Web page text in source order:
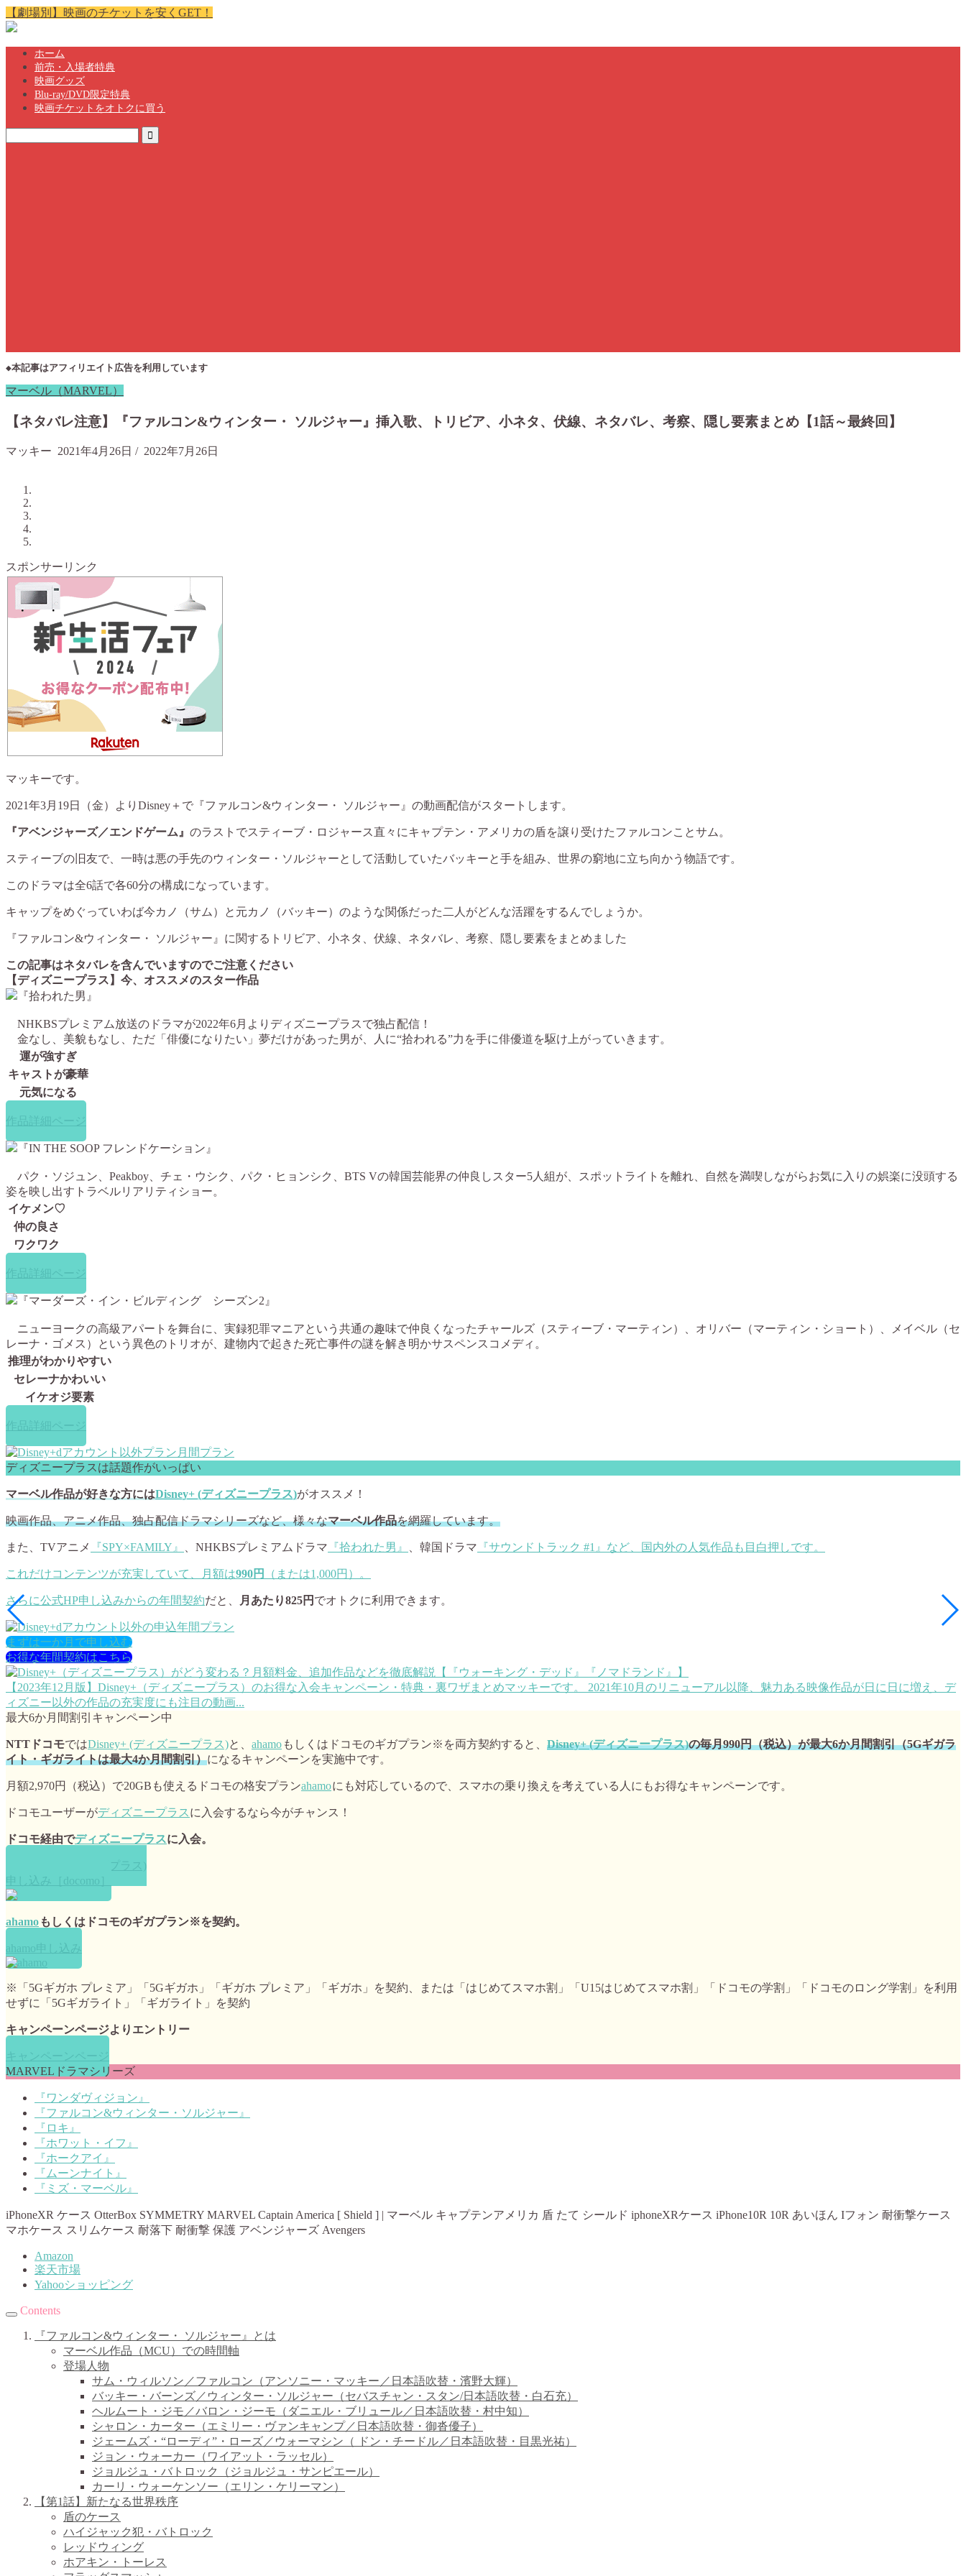
【劇場別】映画のチケットを安くGET！
ホーム
前売・入場者特典
映画グッズ
Blu-ray/DVD限定特典
映画チケットをオトクに買う
◆本記事はアフィリエイト広告を利用しています
マーベル（MARVEL）
【ネタバレ注意】『ファルコン&ウィンター・ ソルジャー』挿入歌、トリビア、小ネタ、伏線、ネタバレ、考察、隠し要素まとめ【1話～最終回】
マッキー 2021年4月26日 / 2022年7月26日
スポンサーリンク
マッキーです。
2021年3月19日（金）よりDisney＋で『ファルコン&ウィンター・ ソルジャー』の動画配信がスタートします。
『アベンジャーズ／エンドゲーム』 のラストでスティーブ・ロジャース直々にキャプテン・アメリカの盾を譲り受けたファルコンことサム。
スティーブの旧友で、一時は悪の手先のウィンター・ソルジャーとして活動していたバッキーと手を組み、世界の窮地に立ち向かう物語です。
このドラマは全6話で各60分の構成になっています。
キャップをめぐっていわば今カノ（サム）と元カノ（バッキー）のような関係だった二人がどんな活躍をするんでしょうか。
『ファルコン&ウィンター・ ソルジャー』に関するトリビア、小ネタ、伏線、ネタバレ、考察、隠し要素をまとめました
この記事はネタバレを含んでいますのでご注意ください
【ディズニープラス】今、オススメのスター作品
『拾われた男』
NHKBSプレミアム放送のドラマが2022年6月よりディズニープラスで独占配信！
金なし、美貌もなし、ただ「俳優になりたい」夢だけがあった男が、人に“拾われる”力を手に俳優道を駆け上がっていきます。
運が強すぎ
キャストが豪華
元気になる
作品詳細ページ
『IN THE SOOP フレンドケーション』
パク・ソジュン、Peakboy、チェ・ウシク、パク・ヒョンシク、BTS Vの韓国芸能界の仲良しスター5人組が、スポットライトを離れ、自然を満喫しながらお気に入りの娯楽に没頭する
姿を映し出すトラベルリアリティショー。
イケメン♡
仲の良さ
ワクワク
作品詳細ページ
『マーダーズ・イン・ビルディング シーズン2』
ニューヨークの高級アパートを舞台に、実録犯罪マニアという共通の趣味で仲良くなったチャールズ（スティーブ・マーティン）、オリバー（マーティン・ショート）、メイベル（セ
レーナ・ゴメス）という異色のトリオが、建物内で起きた死亡事件の謎を解き明かサスペンスコメディ。
推理がわかりやすい
セレーナかわいい
イケオジ要素
作品詳細ページ
ディズニープラスは話題作がいっぱい
マーベル作品が好きな方にはDisney+ (ディズニープラス)がオススメ！
映画作品、アニメ作品、独占配信ドラマシリーズなど、様々なマーベル作品を網羅しています。
また、TVアニメ 『SPY×FAMILY』 、NHKBSプレミアムドラマ 『拾われた男』 、韓国ドラマ 『サウンドトラック #1』 など、国内外の人気作品も目白押しです。
これだけコンテンツが充実していて、月額は990円 （または1,000円）。
さらに公式HP申し込みからの年間契約だと、 月あたり825円 でオトクに利用できます。
まずは一か月で申し込む
お得な年間契約はこちら
【2023年12月版】Disney+（ディズニープラス）のお得な入会キャンペーン・特典・裏ワザまとめマッキーです。 2021年10月のリニューアル以降、魅力ある映像作品が日に日に増え、デ
ィズニー以外の作品の充実度にも注目の動画...
最大6か月間割引キャンペーン中
NTTドコモではDisney+ (ディズニープラス)と、 ahamo もしくはドコモのギガプラン※を両方契約すると、 Disney+ (ディズニープラス)の毎月990円（税込）が最大6か月間割引（5Gギガラ
イト・ギガライトは最大4か月間割引）になるキャンペーンを実施中です。
月額2,970円（税込）で20GBも使えるドコモの格安プランahamoにも対応しているので、スマホの乗り換えを考えている人にもお得なキャンペーンです。
ドコモユーザーがディズニープラスに入会するなら今がチャンス！
ドコモ経由でディズニープラスに入会。
Disney+ (ディズニープラス)
申し込み［docomo］
ahamo もしくはドコモのギガプラン※を契約。
ahamo申し込み
※「5Gギガホ プレミア」「5Gギガホ」「ギガホ プレミア」「ギガホ」を契約、または「はじめてスマホ割」「U15はじめてスマホ割」「ドコモの学割」「ドコモのロング学割」を利用
せずに「5Gギガライト」「ギガライト」を契約
キャンペーンページよりエントリー
キャンペーンページ
MARVELドラマシリーズ
『ワンダヴィジョン』
『ファルコン&ウィンター・ソルジャー』
『ロキ』
『ホワット・イフ』
『ホークアイ』
『ムーンナイト』
『ミズ・マーベル』
iPhoneXR ケース OtterBox SYMMETRY MARVEL Captain America [ Shield ] | マーベル キャプテンアメリカ 盾 たて シールド iphoneXRケース iPhone10R 10R あいほん Iフォン 耐衝撃ケース
マホケース スリムケース 耐落下 耐衝撃 保護 アベンジャーズ Avengers
Amazon
楽天市場
Yahooショッピング
Contents
『ファルコン&ウィンター・ ソルジャー』とは
マーベル作品（MCU）での時間軸
登場人物
サム・ウィルソン／ファルコン（アンソニー・マッキー／日本語吹替・濱野大輝）
バッキー・バーンズ／ウィンター・ソルジャー（セバスチャン・スタン/日本語吹替・白石充）
ヘルムート・ジモ／バロン・ジーモ（ダニエル・ブリュール／日本語吹替・村中知）
シャロン・カーター（エミリー・ヴァンキャンプ／日本語吹替・御沓優子）
ジェームズ・“ローディ”・ローズ／ウォーマシン（ ドン・チードル／日本語吹替・目黒光祐）
ジョン・ウォーカー（ワイアット・ラッセル）
ジョルジュ・バトロック（ジョルジュ・サンピエール）
カーリ・ウォーケンソー（エリン・ケリーマン）
【第1話】新たなる世界秩序
盾のケース
ハイジャック犯・バトロック
レッドウィング
ホアキン・トーレス